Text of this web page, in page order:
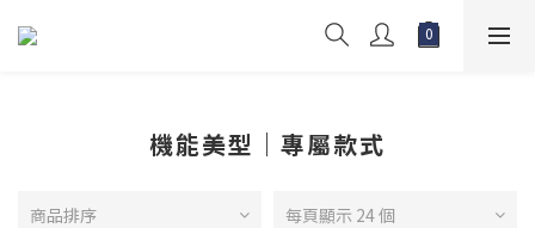
機能美型｜專屬款式
商品排序 每頁顯示 24 個